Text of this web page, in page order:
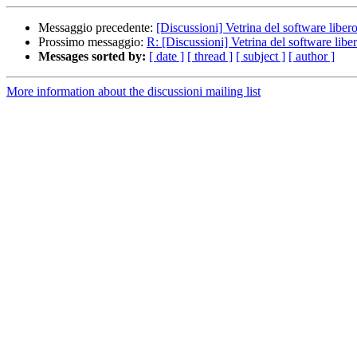
Messaggio precedente: [Discussioni] Vetrina del software libero
Prossimo messaggio: R: [Discussioni] Vetrina del software
Messages sorted by: [ date ] [ thread ] [ subject ] [ author ]
More information about the discussioni mailing list